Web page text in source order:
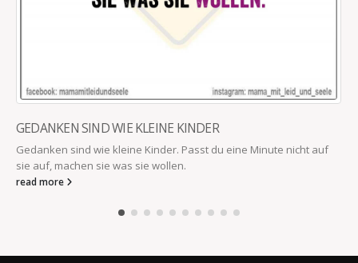
GEDANKEN SIND WIE KLEINE KINDER
Gedanken sind wie kleine Kinder. Passt du eine Minute nicht auf
sie auf, machen sie was sie wollen.
read more